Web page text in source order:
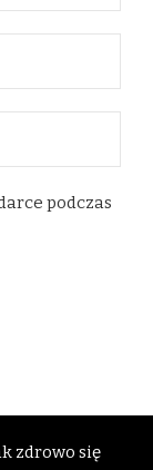
podczas
zdrowo się